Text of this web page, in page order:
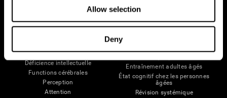
Allow selection
Deny
Neurones
Perte de Mémoire
Déficience intellectuelle
Functions cérébrales
Perception
Attention
Jeux d'ordinateur
Adultes en bonne santé
Personnes âgées en bonne santé
Entraînement adultes âgés
État cognitif chez les personnes
âgées
Révision systémique